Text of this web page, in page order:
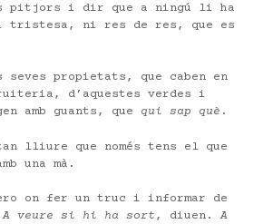
pitjors i dir que a ningú li ha
tristesa, ni res de res, que es
seves propietats, que caben en
d’aquestes verdes i
amb guants, que qui sap què .
lliure que només tens el que
una mà.
on fer un truc i informar de
A veure si hi ha sort , diuen.A